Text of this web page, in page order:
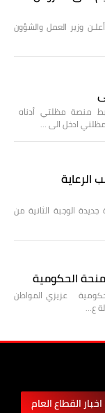
وزير العمل والشؤون
منصة مظلتي أدناه
الرعاية
جديدة الوجبة الثانية من
الحكومية
عزيزي المواطن
ع…
اخبار القطاع العام